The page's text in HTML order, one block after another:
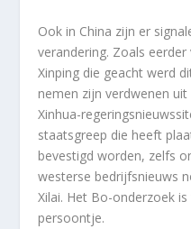
Ook in China zijn er
verandering. Zoals
Xinping die geacht werd
nemen zijn verdwenen uit
Xinhua-
staatsgreep die heeft
bevestigd worden, zelfs
westerse bedrijfsnieuws
Xilai. Het Bo-onderzoek
persoontje.